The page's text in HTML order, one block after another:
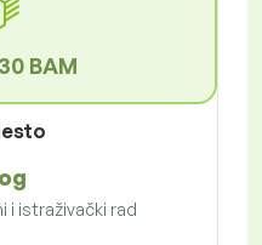
BAM
i istraživački rad